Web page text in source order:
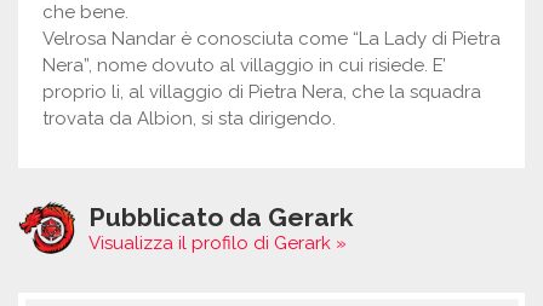
che bene.
Velrosa Nandar è conosciuta come “La Lady di Pietra
Nera”, nome dovuto al villaggio in cui risiede. E’
proprio li, al villaggio di Pietra Nera, che la squadra
trovata da Albion, si sta dirigendo.
Pubblicato da Gerark
Visualizza il profilo di Gerark »